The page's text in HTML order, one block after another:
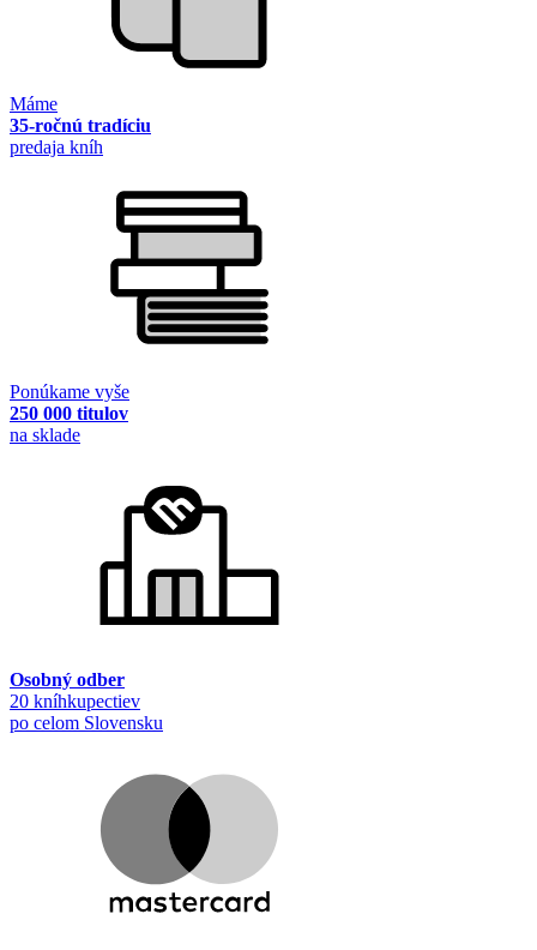
Máme
35-ročnú tradíciu
predaja kníh
Ponúkame vyše
250 000 titulov
na sklade
Osobný odber
20 kníhkupectiev
po celom Slovensku